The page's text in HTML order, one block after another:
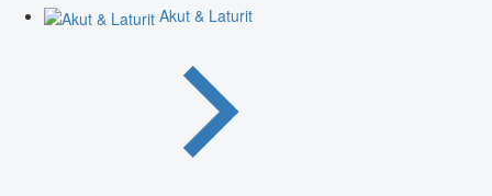
Akut & Laturit